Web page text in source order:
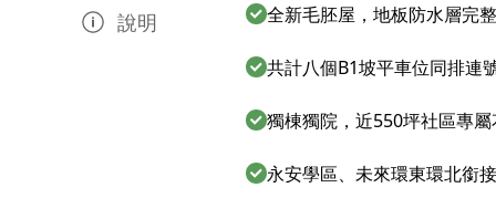
說明 全新毛胚屋，地板防水層完
共計八個B1坡平車位同排連
獨棟獨院，近550坪社區專
永安學區、未來環東環北銜